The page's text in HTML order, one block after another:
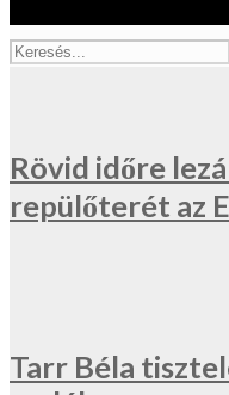
Rövid időre
repülőterét az
Tarr Béla